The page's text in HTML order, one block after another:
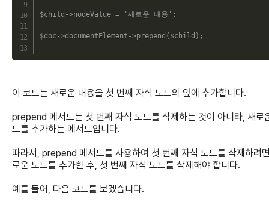
$child ->nodeValue = '새로운 내용' ;
$doc->documentElement ->prepend ( $child ) ;
이 코드는 새로운 내용을 첫 번째 자식 노드의 앞에 추가합니다.
prepend 메서드는 첫 번째 자식 노드를 삭제하는 것이 아니라, 새로
드를 추가하는 메서드입니다.
따라서, prepend 메서드를 사용하여 첫 번째 자식 노드를 삭제하려
로운 노드를 추가한 후, 첫 번째 자식 노드를 삭제해야 합니다.
예를 들어, 다음 코드를 보겠습니다.